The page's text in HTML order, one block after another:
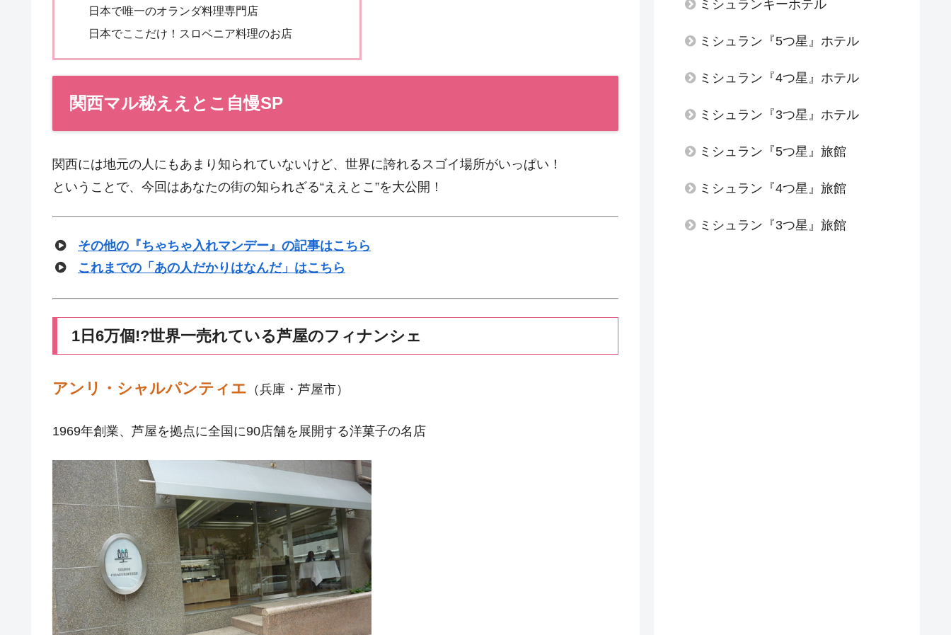
日本で唯一のオランダ料理専門店
日本でここだけ！スロベニア料理のお店
関西マル秘ええとこ自慢SP
関西には地元の人にもあまり知られていないけど、世界に誇れるスゴイ場所がいっぱい！
ということで、今回はあなたの街の知られざる“ええとこ”を大公開！
その他の『ちゃちゃ入れマンデー』の記事はこちら
これまでの「あの人だかりはなんだ」はこちら
1日6万個!?世界一売れている芦屋のフィナンシェ
アンリ・シャルパンティエ （兵庫・芦屋市）
1969年創業、芦屋を拠点に全国に90店舗を展開する洋菓子の名店
ミシュランキーホテル
ミシュラン『5つ星』ホテル
ミシュラン『4つ星』ホテル
ミシュラン『3つ星』ホテル
ミシュラン『5つ星』旅館
ミシュラン『4つ星』旅館
ミシュラン『3つ星』旅館